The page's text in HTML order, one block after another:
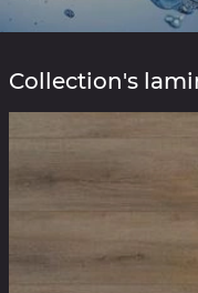
Collection's